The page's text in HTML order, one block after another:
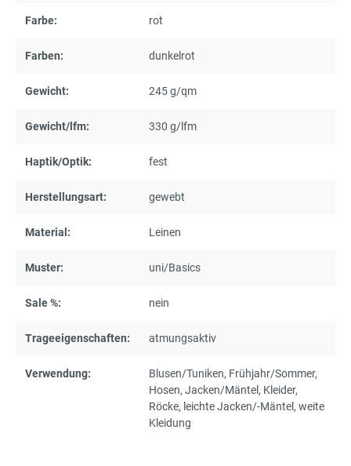
Farbe: rot
Farben: dunkelrot
Gewicht: 245 g/qm
Gewicht/lfm: 330 g/lfm
Haptik/Optik: fest
Herstellungsart: gewebt
Material: Leinen
Muster: uni/Basics
Sale %: nein
Trageeigenschaften: atmungsaktiv
Verwendung: Blusen/Tuniken, Frühjahr/Sommer,
Hosen, Jacken/Mäntel, Kleider,
Röcke, leichte Jacken/-Mäntel, weite
Kleidung